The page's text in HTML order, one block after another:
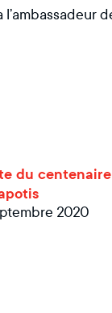
l’ambassadeur
du
2020